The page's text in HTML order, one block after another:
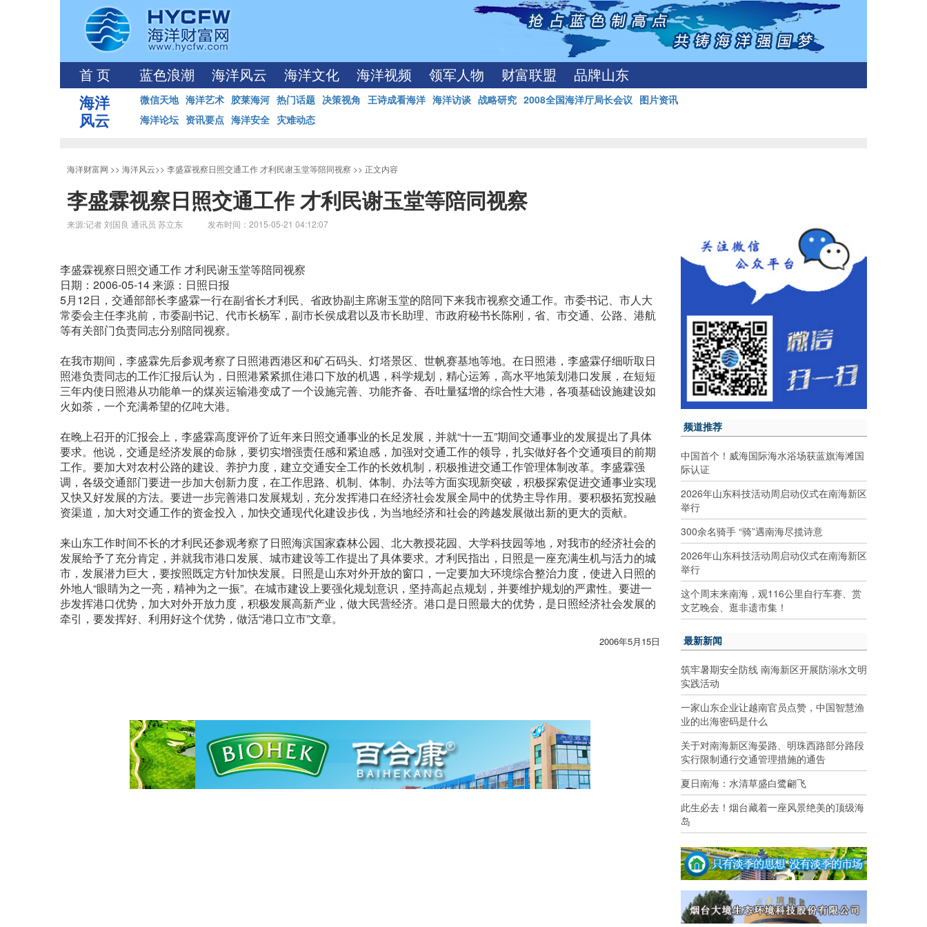
首 页 蓝色浪潮 海洋风云 海洋文化 海洋视频 领军人物 财富联盟 品牌山东
海洋
风云
微信天地 海洋艺术 胶莱海河 热门话题 决策视角 王诗成看海洋 海洋访谈 战略研究 2008全国海洋厅局长会议 图片资讯
海洋论坛 资讯要点 海洋安全 灾难动态
海洋财富网 >> 海洋风云>> 李盛霖视察日照交通工作 才利民谢玉堂等陪同视察 >> 正文内容
李盛霖视察日照交通工作 才利民谢玉堂等陪同视察
来源:记者 刘国良 通讯员 苏立东 发布时间：2015-05-21 04:12:07
李盛霖视察日照交通工作 才利民谢玉堂等陪同视察
日期：2006-05-14 来源：日照日报
5月12日，交通部部长李盛霖一行在副省长才利民、省政协副主席谢玉堂的陪同下来我市视察交通工作。市委书记、市人大
常委会主任李兆前，市委副书记、代市长杨军，副市长侯成君以及市长助理、市政府秘书长陈刚，省、市交通、公路、港航
等有关部门负责同志分别陪同视察。
在我市期间，李盛霖先后参观考察了日照港西港区和矿石码头、灯塔景区、世帆赛基地等地。在日照港，李盛霖仔细听取日
照港负责同志的工作汇报后认为，日照港紧紧抓住港口下放的机遇，科学规划，精心运筹，高水平地策划港口发展，在短短
三年内使日照港从功能单一的煤炭运输港变成了一个设施完善、功能齐备、吞吐量猛增的综合性大港，各项基础设施建设如
火如荼，一个充满希望的亿吨大港。
在晚上召开的汇报会上，李盛霖高度评价了近年来日照交通事业的长足发展，并就“十一五”期间交通事业的发展提出了具体
要求。他说，交通是经济发展的命脉，要切实增强责任感和紧迫感，加强对交通工作的领导，扎实做好各个交通项目的前期
工作。要加大对农村公路的建设、养护力度，建立交通安全工作的长效机制，积极推进交通工作管理体制改革。李盛霖强
调，各级交通部门要进一步加大创新力度，在工作思路、机制、体制、办法等方面实现新突破，积极探索促进交通事业实现
又快又好发展的方法。要进一步完善港口发展规划，充分发挥港口在经济社会发展全局中的优势主导作用。要积极拓宽投融
资渠道，加大对交通工作的资金投入，加快交通现代化建设步伐，为当地经济和社会的跨越发展做出新的更大的贡献。
来山东工作时间不长的才利民还参观考察了日照海滨国家森林公园、北大教授花园、大学科技园等地，对我市的经济社会的
发展给予了充分肯定，并就我市港口发展、城市建设等工作提出了具体要求。才利民指出，日照是一座充满生机与活力的城
市，发展潜力巨大，要按照既定方针加快发展。日照是山东对外开放的窗口，一定要加大环境综合整治力度，使进入日照的
外地人“眼睛为之一亮，精神为之一振”。在城市建设上要强化规划意识，坚持高起点规划，并要维护规划的严肃性。要进一
步发挥港口优势，加大对外开放力度，积极发展高新产业，做大民营经济。港口是日照最大的优势，是日照经济社会发展的
牵引，要发挥好、利用好这个优势，做活“港口立市”文章。
2006年5月15日
频道推荐
中国首个！威海国际海水浴场获蓝旗海滩国
际认证
2026年山东科技活动周启动仪式在南海新区
举行
300余名骑手 “骑”遇南海尽揽诗意
2026年山东科技活动周启动仪式在南海新区
举行
这个周末来南海，观116公里自行车赛、赏
文艺晚会、逛非遗市集！
最新新闻
筑牢暑期安全防线 南海新区开展防溺水文明
实践活动
一家山东企业让越南官员点赞，中国智慧渔
业的出海密码是什么
关于对南海新区海晏路、明珠西路部分路段
实行限制通行交通管理措施的通告
夏日南海：水清草盛白鹭翩飞
此生必去！烟台藏着一座风景绝美的顶级海
岛